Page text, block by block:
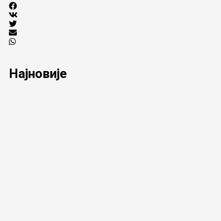
Најновије